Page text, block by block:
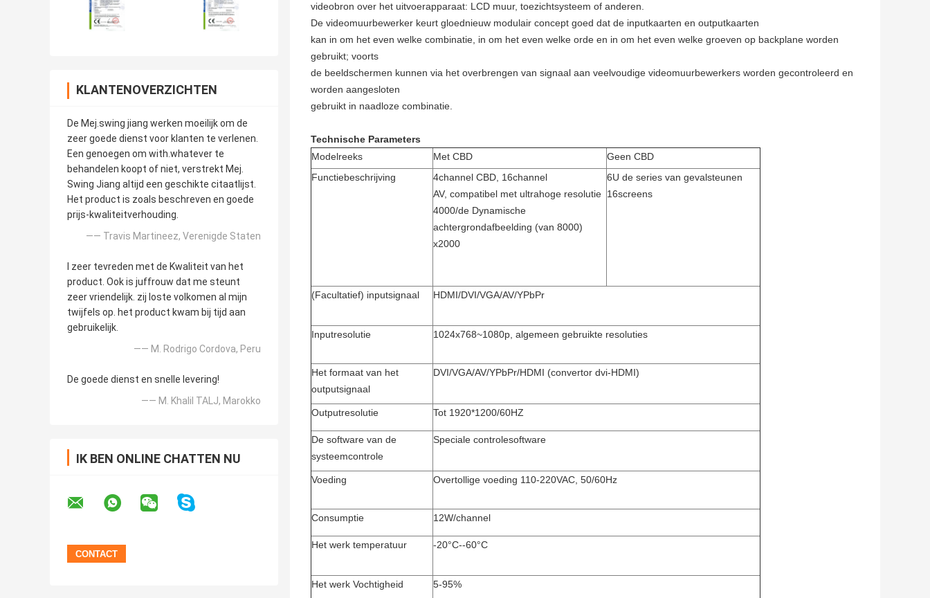
KLANTENOVERZICHTEN
De Mej.swing jiang werken moeilijk om de
zeer goede dienst voor klanten te verlenen.
Een genoegen om with.whatever te
behandelen koopt of niet, verstrekt Mej.
Swing Jiang altijd een geschikte citaatlijst.
Het product is zoals beschreven en goede
prijs-kwaliteitverhouding.
—— Travis Martineez, Verenigde Staten
I zeer tevreden met de Kwaliteit van het
product. Ook is juffrouw dat me steunt
zeer vriendelijk. zij loste volkomen al mijn
twijfels op. het product kwam bij tijd aan
gebruikelijk.
—— M. Rodrigo Cordova, Peru
De goede dienst en snelle levering!
—— M. Khalil TALJ, Marokko
IK BEN ONLINE CHATTEN NU
videobron over het uitvoerapparaat: LCD muur, toezichtsysteem of anderen.
De videomuurbewerker keurt gloednieuw modulair concept goed dat de inputkaarten en outputkaarten
kan in om het even welke combinatie, in om het even welke orde en in om het even welke groeven op backplane worden
gebruikt; voorts
de beeldschermen kunnen via het overbrengen van signaal aan veelvoudige videomuurbewerkers worden gecontroleerd en
worden aangesloten
gebruikt in naadloze combinatie.
Technische Parameters
Modelreeks
Met CBD
Geen CBD
Functiebeschrijving
4channel CBD, 16channel
AV, compatibel met ultrahoge resolutie
4000/de Dynamische
achtergrondafbeelding (van 8000)
x2000
6U de series van gevalsteunen
16screens
(Facultatief) inputsignaal HDMI/DVI/VGA/AV/YPbPr
Inputresolutie 1024x768~1080p, algemeen gebruikte resoluties
Het formaat van het
outputsignaal
DVI/VGA/AV/YPbPr/HDMI (convertor dvi-HDMI)
Outputresolutie Tot 1920*1200/60HZ
De software van de
systeemcontrole
Speciale controlesoftware
Voeding Overtollige voeding 110-220VAC, 50/60Hz
Consumptie 12W/channel
Het werk temperatuur -20°C--60°C
Het werk Vochtigheid 5-95%